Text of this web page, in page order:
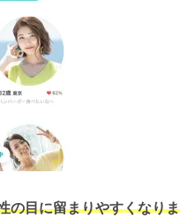
の目に留まりやすくなりま